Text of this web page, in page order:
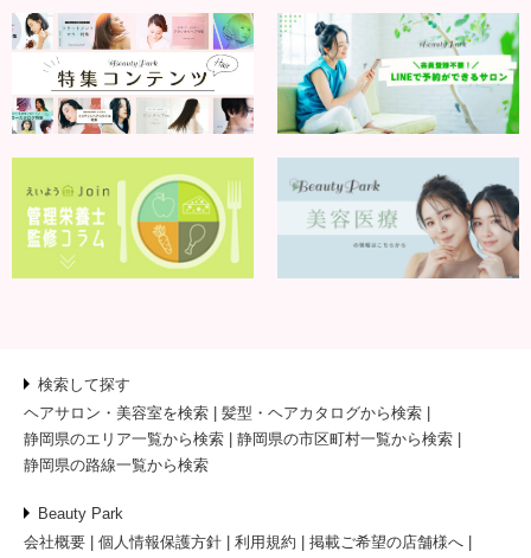
検索して探す
ヘアサロン・美容室を検索
髪型・ヘアカタログから検索
静岡県のエリア一覧から検索
静岡県の市区町村一覧から検索
静岡県の路線一覧から検索
Beauty Park
会社概要
個人情報保護方針 利用規約
掲載ご希望の店舗様へ